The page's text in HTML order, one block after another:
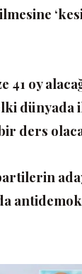
41 oy
dünyada
ders